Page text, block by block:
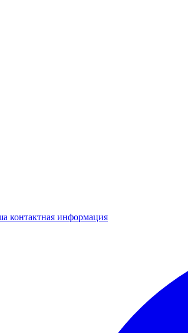
контактная информация